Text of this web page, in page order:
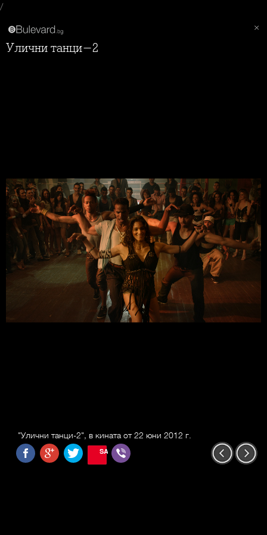
/
Улични танци-2
"Улични танци-2", в кината от 22 юни 2012 г.
SAVE